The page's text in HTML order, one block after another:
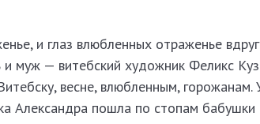
и глаз влюбленных отраженье
муж — витебский художник Феликс
весне, влюбленным,
Александра пошла по стопам бабушки